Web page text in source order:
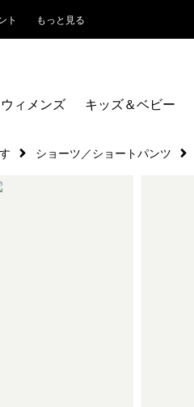
ト もっと見る
ウィメンズ キッズ＆ベビー
ショーツ／ショートパンツ